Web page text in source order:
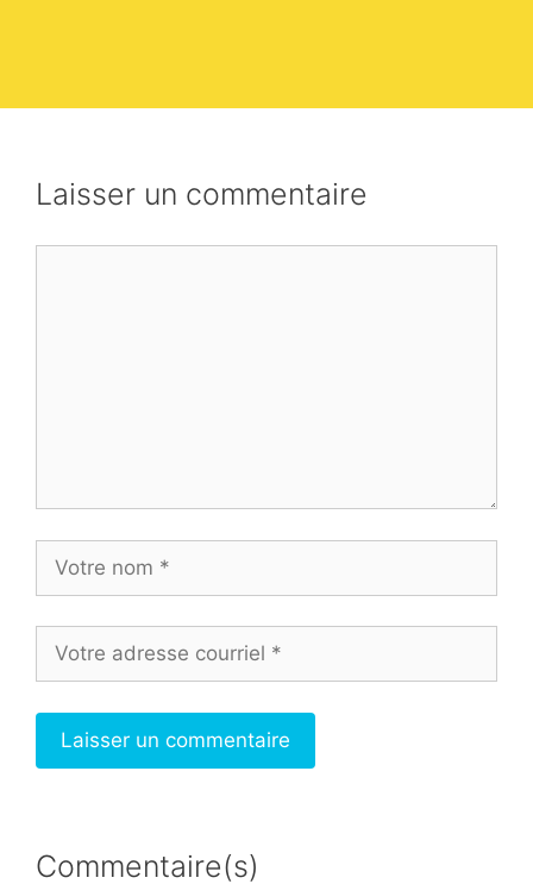
Laisser un commentaire
Commentaire(s)